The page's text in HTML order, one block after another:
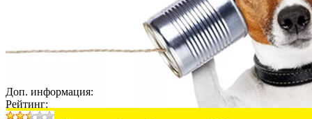
Доп. информация:
Рейтинг: